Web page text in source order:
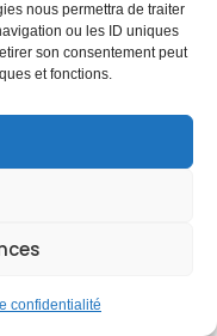
nous permettra de traiter
ou les ID uniques
son consentement peut
et fonctions.
confidentialité
DTU et choix
pour votre